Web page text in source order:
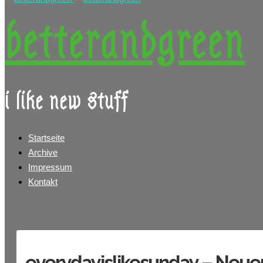
betterandgreen
i like new stuff
Startseite
Archive
Impressum
Kontakt